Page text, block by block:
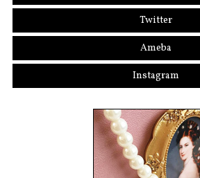
Twitter
Ameba
Instagram